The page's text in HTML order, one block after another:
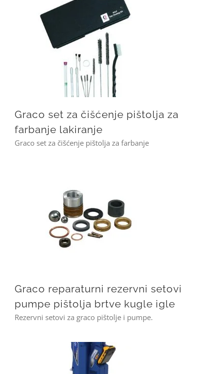
Graco set za čišćenje pištolja za
farbanje lakiranje
Graco set za čišćenje pištolja za farbanje
Graco reparaturni rezervni setovi
pumpe pištolja brtve kugle igle
Rezervni setovi za graco pištolje i pumpe.